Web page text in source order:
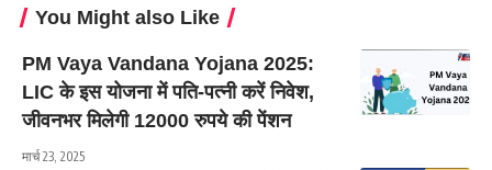
You Might also Like
PM Vaya Vandana Yojana 2025:
LIC के इस योजना में पति-पत्नी करें निवेश,
जीवनभर मिलेगी 12000 रुपये की पेंशन
मार्च 23, 2025